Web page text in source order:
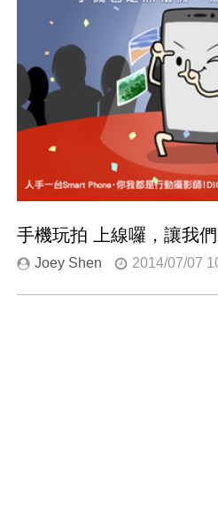
手機玩拍 上線囉，讓我
Joey Shen 2014/07/07